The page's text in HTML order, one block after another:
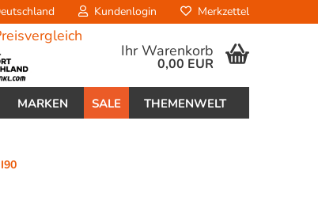
Kundenlogin Merkzettel
Ihr Warenkorb
0,00 EUR
MARKEN SALE THEMENWELT